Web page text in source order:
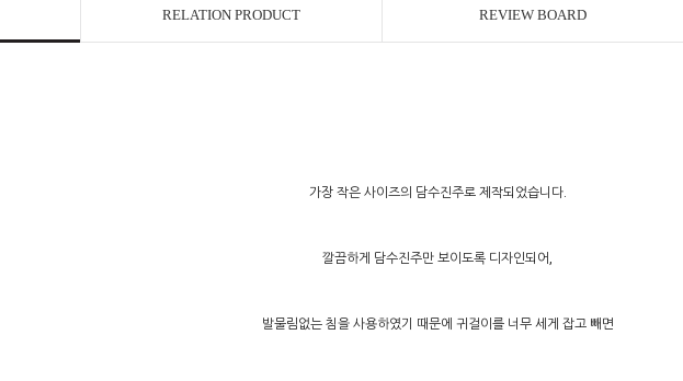
RELATION PRODUCT REVIEW BOARD
가장 작은 사이즈의 담수진주로 제작되었습니다.
깔끔하게 담수진주만 보이도록 디자인되어,
발물림없는 침을 사용하였기 때문에 귀걸이를 너무 세게 잡고 빼면